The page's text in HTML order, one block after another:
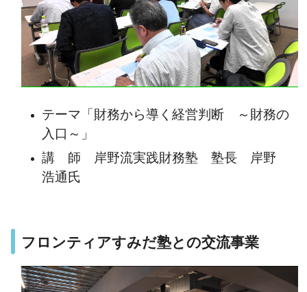
テーマ「財務から導く経営判断 ～財務の
入口～」
講 師 岸野流実践財務塾 塾長 岸野
浩通氏
フロンティアすみだ塾との交流事業